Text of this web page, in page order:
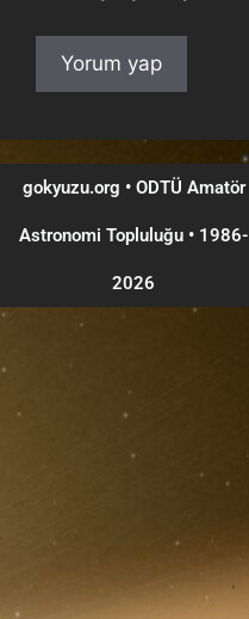
gokyuzu.org • ODTÜ Amatör
Astronomi Topluluğu •1986-
2026